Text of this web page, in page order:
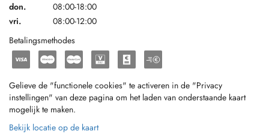
don.
08:00-18:00
vri.
08:00-12:00
Betalingsmethodes
Gelieve de "functionele cookies" te activeren in de "Privacy
instellingen" van deze pagina om het laden van onderstaande kaart
mogelijk te maken.
Bekijk locatie op de kaart